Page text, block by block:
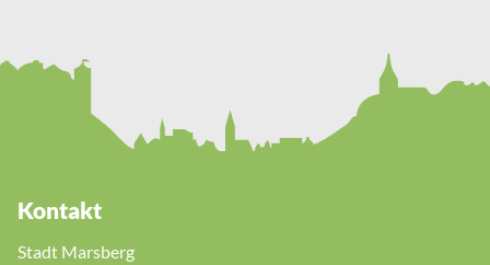
Kontakt
Stadt Marsberg